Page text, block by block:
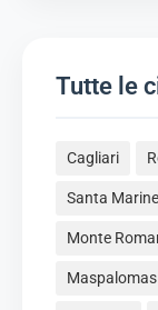
Tutte le
Cagliari
Santa
Monte
Maspalomas